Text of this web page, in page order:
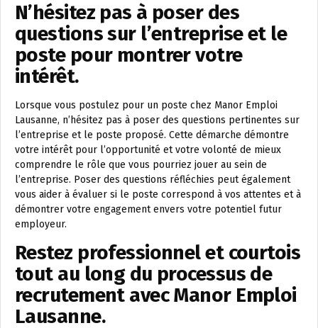
N’hésitez pas à poser des
questions sur l’entreprise et le
poste pour montrer votre
intérêt.
Lorsque vous postulez pour un poste chez Manor Emploi
Lausanne, n’hésitez pas à poser des questions pertinentes sur
l’entreprise et le poste proposé. Cette démarche démontre
votre intérêt pour l’opportunité et votre volonté de mieux
comprendre le rôle que vous pourriez jouer au sein de
l’entreprise. Poser des questions réfléchies peut également
vous aider à évaluer si le poste correspond à vos attentes et à
démontrer votre engagement envers votre potentiel futur
employeur.
Restez professionnel et courtois
tout au long du processus de
recrutement avec Manor Emploi
Lausanne.